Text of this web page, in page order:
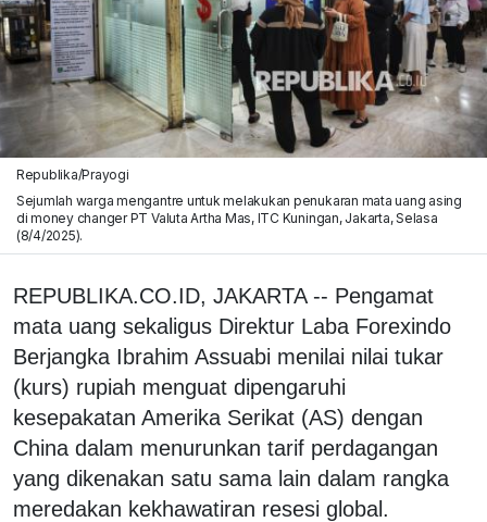
Republika/Prayogi
Sejumlah warga mengantre untuk melakukan penukaran mata uang asing
di money changer PT Valuta Artha Mas, ITC Kuningan, Jakarta, Selasa
(8/4/2025).
REPUBLIKA.CO.ID, JAKARTA -- Pengamat
mata uang sekaligus Direktur Laba Forexindo
Berjangka Ibrahim Assuabi menilai nilai tukar
(kurs) rupiah menguat dipengaruhi
kesepakatan Amerika Serikat (AS) dengan
China dalam menurunkan tarif perdagangan
yang dikenakan satu sama lain dalam rangka
meredakan kekhawatiran resesi global.